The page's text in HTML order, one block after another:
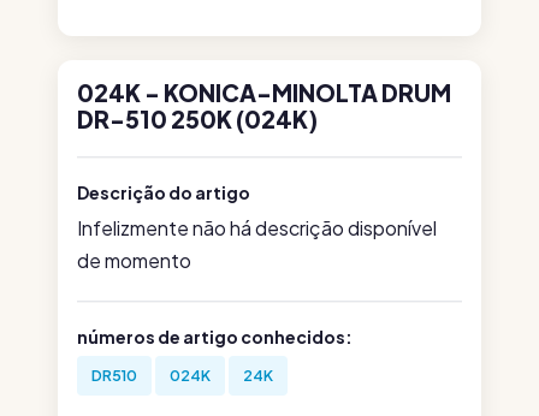
024K - KONICA-MINOLTA DRUM
DR-510 250K (024K)
Descrição do artigo
Infelizmente não há descrição disponível
de momento
números de artigo conhecidos:
DR510 024K 24K